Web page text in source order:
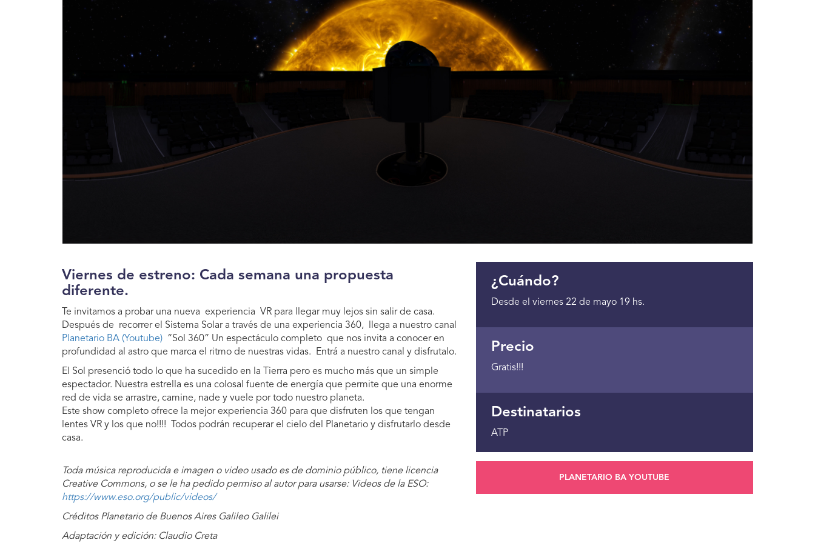
Viernes de estreno: Cada semana una propuesta
diferente.
Te invitamos a probar una nueva experiencia VR para llegar muy lejos sin salir de casa.
Después de recorrer el Sistema Solar a través de una experiencia 360, llega a nuestro canal
Planetario BA (Youtube) “Sol 360” Un espectáculo completo que nos invita a conocer en
profundidad al astro que marca el ritmo de nuestras vidas. Entrá a nuestro canal y disfrutalo.
El Sol presenció todo lo que ha sucedido en la Tierra pero es mucho más que un simple
espectador. Nuestra estrella es una colosal fuente de energía que permite que una enorme
red de vida se arrastre, camine, nade y vuele por todo nuestro planeta.
Este show completo ofrece la mejor experiencia 360 para que disfruten los que tengan
lentes VR y los que no!!!! Todos podrán recuperar el cielo del Planetario y disfrutarlo desde
casa.
Toda música reproducida e imagen o video usado es de dominio público, tiene licencia
Creative Commons, o se le ha pedido permiso al autor para usarse: Videos de la ESO:
https://www.eso.org/public/videos/
Créditos Planetario de Buenos Aires Galileo Galilei
Adaptación y edición: Claudio Creta
¿Cuándo?
Desde el viernes 22 de mayo 19 hs.
Precio
Gratis!!!
Destinatarios
ATP
PLANETARIO BA YOUTUBE